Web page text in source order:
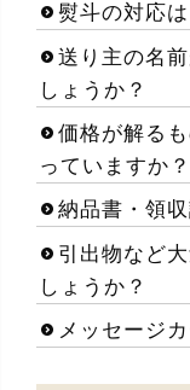
熨斗の対応
送り主の名
しょうか？
価格が解る
っていますか？
納品書・領
引出物など
しょうか？
メッセージ